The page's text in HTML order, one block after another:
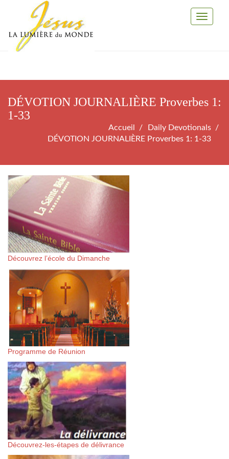
Toggle
DÉVOTION JOURNALIÈRE Proverbes 1:
1-33
Accueil
Daily Devotionals
DÉVOTION JOURNALIÈRE Proverbes 1: 1-33
Découvrez l’école du Dimanche
Programme de Réunion
Découvrez-les-étapes de délivrance